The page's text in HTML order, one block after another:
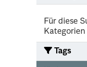
Für diese
Tags